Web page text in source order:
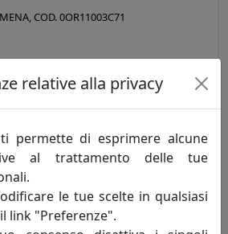
COD. 0OR11003C71
56,05 €
relative alla privacy
permette di esprimere alcune
al trattamento delle tue
le tue scelte in qualsiasi
link "Preferenze".